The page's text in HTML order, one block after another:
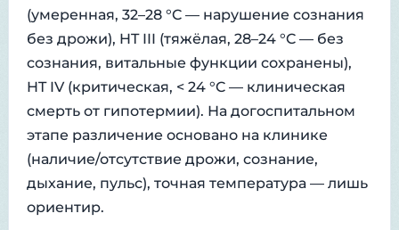
(умеренная, 32–28 °C — нарушение сознания
без дрожи), HT III (тяжёлая, 28–24 °C — без
сознания, витальные функции сохранены),
HT IV (критическая, < 24 °C — клиническая
смерть от гипотермии). На догоспитальном
этапе различение основано на клинике
(наличие/отсутствие дрожи, сознание,
дыхание, пульс), точная температура — лишь
ориентир.